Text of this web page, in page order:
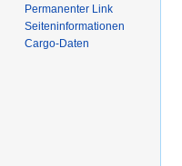
Permanenter Link
Seiten­­informationen
Cargo-Daten